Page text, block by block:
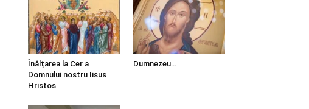
Înălțarea la Cer a
Domnului nostru Iisus
Hristos
Dumnezeu…